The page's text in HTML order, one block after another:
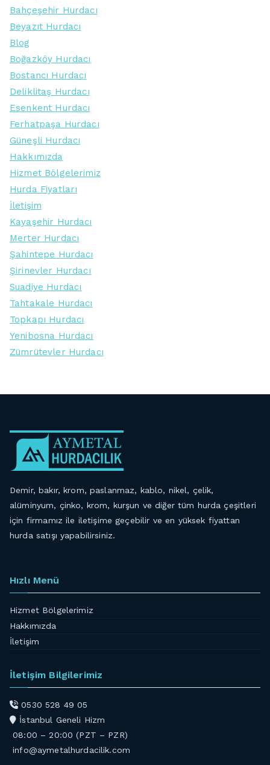
Bahçeşehir Hurdacı
Beyazıt Hurdacı
Blog
Boğazköy Hurdacı
Bostancı Hurdacı
Deliklitaş Hurdacı
Esenkent Hurdacı
Ferhatpaşa Hurdacı
Güneşli Hurdacı
Hakkımızda
Hizmet Bölgelerimiz
Hurda Fiyatları
İletişim
Kayaşehir Hurdacı
Merter Hurdacı
Şahintepe Hurdacı
Şirinevler Hurdacı
Suadiye Hurdacı
Tahtakale Hurdacı
Topkapı Hurdacı
Yenibosna Hurdacı
Zümrütevler Hurdacı
Demir, bakır, krom, paslanmaz, kablo, nikel, çelik,
alüminyum, çinko, krom, kurşun ve diğer tüm hurda çeşitleri
için firmamız ile iletişime geçebilir ve en yüksek fiyattan
hurda satışı yapabilirsiniz.
Hızlı Menü
Hizmet Bölgelerimiz
Hakkımızda
İletişim
İletişim Bilgilerimiz
0530 528 49 05
İstanbul Geneli Hizm
08:00 – 20:00 (PZT – PZR)
info@aymetalhurdacilik.com